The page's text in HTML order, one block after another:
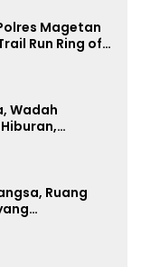
Magetan
Run Ring of
Wadah
Ruang